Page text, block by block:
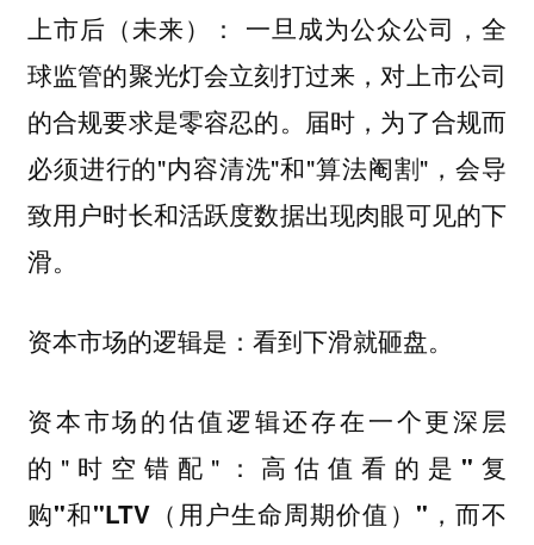
上市后（未来）： 一旦成为公众公司，全
球监管的聚光灯会立刻打过来，对上市公司
的合规要求是零容忍的。届时，为了合规而
必须进行的"内容清洗"和"算法阉割"，会导
致用户时长和活跃度数据出现肉眼可见的下
滑。
资本市场的逻辑是：看到下滑就砸盘。
资本市场的估值逻辑还存在一个更深层
的"时空错配"： 高估值看的是"复
购"和"LTV（用户生命周期价值）"，而不